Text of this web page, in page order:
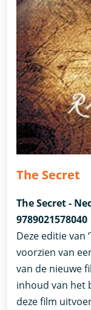
The Secret
The Secret -
Deze editie van
voorzien van
van de nieuwe
inhoud van het
deze film